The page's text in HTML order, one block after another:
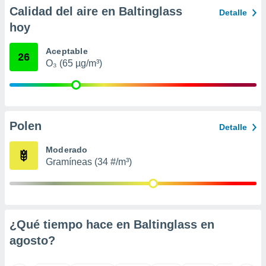
u
datos
momento
en
de
datos
Calidad del aire en Baltinglass
hoy
Detalle
26 Aceptable
O₃ (65 µg/m³)
Polen Detalle
Moderado
Gramíneas (34 #/m³)
¿Qué tiempo hace en Baltinglass en
agosto?